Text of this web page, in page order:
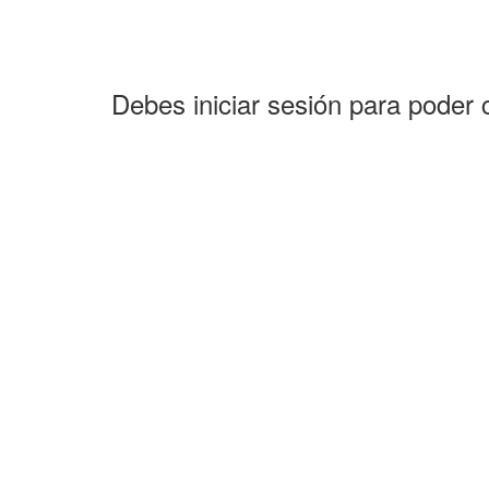
Debes iniciar sesión para poder